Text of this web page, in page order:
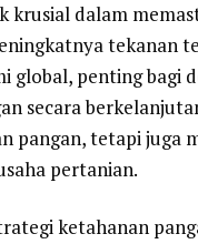
krusial dalam
tekanan
global, penting bagi
secara
pangan, tetapi juga
pertanian.
ketahanan